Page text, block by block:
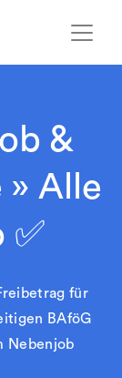
&
» Alle
✅
für
BAföG
Nebenjob